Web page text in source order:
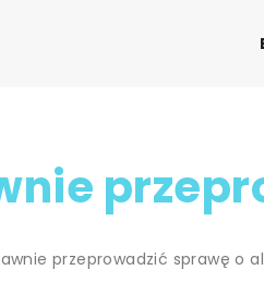
przeprowadzić sprawę o